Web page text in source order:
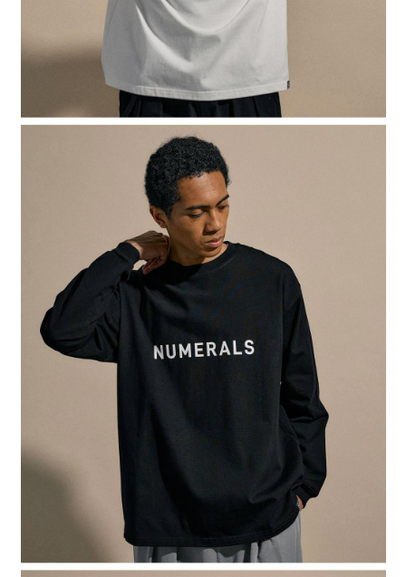
３．未成年的使用者請事先徵得法定代理人或監護人之同意方可使用
「AFTEE先享後付」，若未經同意申辦者引起之損失，本公司不負相關責
４．使用「AFTEE先享後付」時，將依據個別帳號之用戶狀況，依本公司即
時審查核予不同之上限額度；若仍有額度不足之情形，本公司將視審查結果
請求用戶進行身份認證。
５．嚴禁一人註冊多個帳號或使用他人資訊註冊。若發現惡意使用之情形，
恩沛科技股份有限公司將有權停止該用戶之使用額度並採取法律行動。